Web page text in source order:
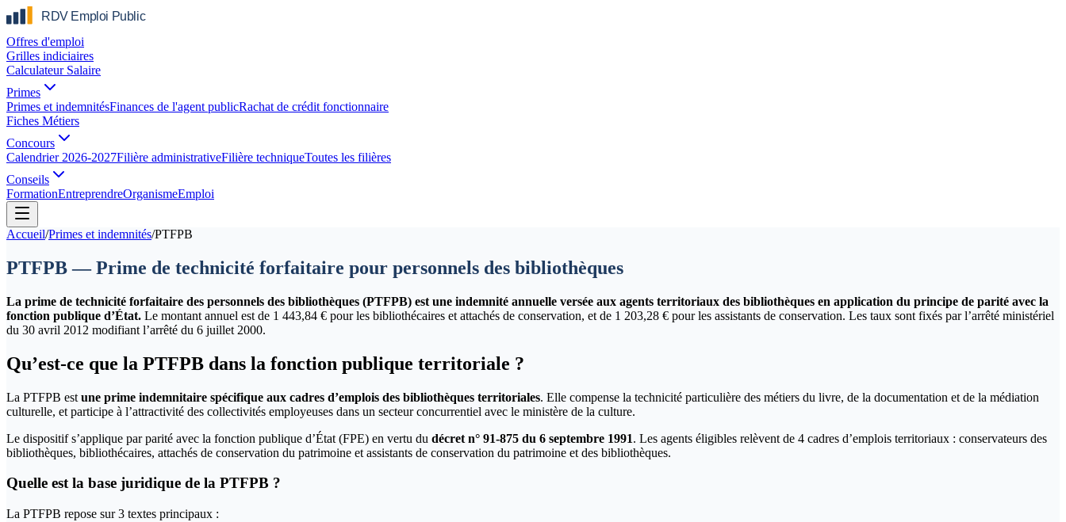
Offres d'emploi
Grilles indiciaires
Calculateur Salaire
Primes
Primes et indemnitésFinances de l'agent publicRachat de crédit fonctionnaire
Fiches Métiers
Concours
Calendrier 2026-2027Filière administrativeFilière techniqueToutes les filières
Conseils
FormationEntreprendreOrganismeEmploi
Accueil/Primes et indemnités/PTFPB
PTFPB — Prime de technicité forfaitaire pour personnels des bibliothèques
La prime de technicité forfaitaire des personnels des bibliothèques (PTFPB) est une indemnité annuelle versée aux agents territoriaux des bibliothèques en application du principe de parité avec la
fonction publique d’État. Le montant annuel est de 1 443,84 € pour les bibliothécaires et attachés de conservation, et de 1 203,28 € pour les assistants de conservation. Les taux sont fixés par l’arrêté ministériel
du 30 avril 2012 modifiant l’arrêté du 6 juillet 2000.
Qu’est-ce que la PTFPB dans la fonction publique territoriale ?
La PTFPB est une prime indemnitaire spécifique aux cadres d’emplois des bibliothèques territoriales. Elle compense la technicité particulière des métiers du livre, de la documentation et de la médiation
culturelle, et participe à l’attractivité des collectivités employeuses dans un secteur concurrentiel avec le ministère de la culture.
Le dispositif s’applique par parité avec la fonction publique d’État (FPE) en vertu du décret n° 91-875 du 6 septembre 1991. Les agents éligibles relèvent de 4 cadres d’emplois territoriaux : conservateurs des
bibliothèques, bibliothécaires, attachés de conservation du patrimoine et assistants de conservation du patrimoine et des bibliothèques.
Quelle est la base juridique de la PTFPB ?
La PTFPB repose sur 3 textes principaux :